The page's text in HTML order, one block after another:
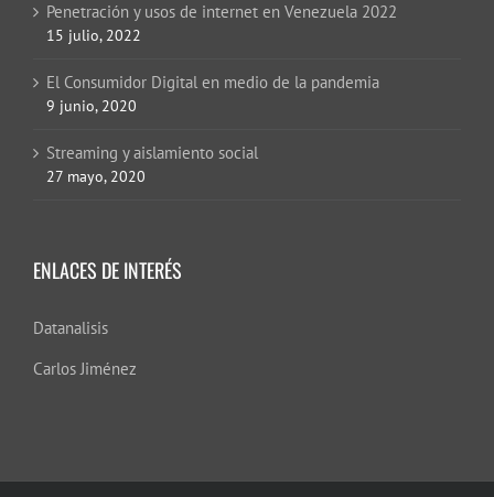
Penetración y usos de internet en Venezuela 2022
15 julio, 2022
El Consumidor Digital en medio de la pandemia
9 junio, 2020
Streaming y aislamiento social
27 mayo, 2020
ENLACES DE INTERÉS
Datanalisis
Carlos Jiménez